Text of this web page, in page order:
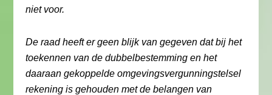
niet voor.
De raad heeft er geen blijk van gegeven dat bij het
toekennen van de dubbelbestemming en het
daaraan gekoppelde omgevingsvergunningstelsel
rekening is gehouden met de belangen van